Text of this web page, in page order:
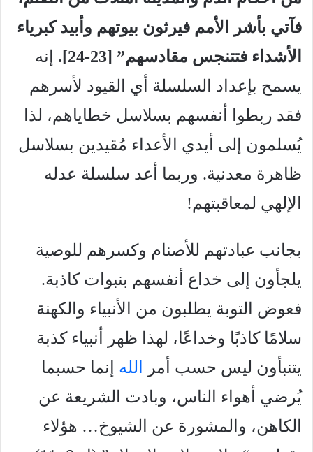
فآتي بأشر الأمم فيرثون بيوتهم وأبيد كبرياء
الأشداء فتتنجس مقادسهم” [23-24
]. إنه
يسمح بإعداد السلسلة أي القيود لأسرهم
فقد ربطوا أنفسهم بسلاسل خطاياهم، لذا
يُسلمون إلى أيدي الأعداء مُقيدين بسلاسل
ظاهرة معدنية. وربما أعد سلسلة عدله
الإلهي لمعاقبتهم!
بجانب عبادتهم للأصنام وكسرهم للوصية
يلجأون إلى خداع أنفسهم بنبوات كاذبة.
فعوض التوبة يطلبون من الأنبياء والكهنة
سلامًا كاذبًا وخداعًا، لهذا ظهر أنبياء كذبة
يتنبأون ليس حسب أمر
الله إنما حسبما
يُرضي أهواء الناس، وبادت الشريعة عن
الكاهن، والمشورة عن الشيوخ… هؤلاء